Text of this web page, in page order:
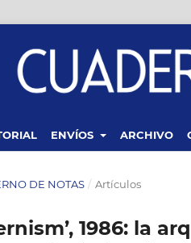
ENVÍOS ARCHIVO
DE NOTAS / Artículos
1986: la